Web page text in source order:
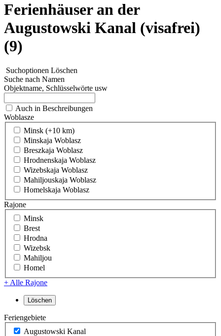
Ferienhäuser an der
Augustowski Kanal (visafrei)
(9)
Suchoptionen Löschen
Suche nach Namen
Objektname, Schlüsselwörte usw
Auch in Beschreibungen
Woblasze
Minsk (+10 km)
Minskaja Woblasz
Breszkaja Woblasz
Hrodnenskaja Woblasz
Wizebskaja Woblasz
Mahiljouskaja Woblasz
Homelskaja Woblasz
Rajone
Minsk
Brest
Hrodna
Wizebsk
Mahiljou
Homel
+ Alle Rajone
Feriengebiete
Augustowski Kanal